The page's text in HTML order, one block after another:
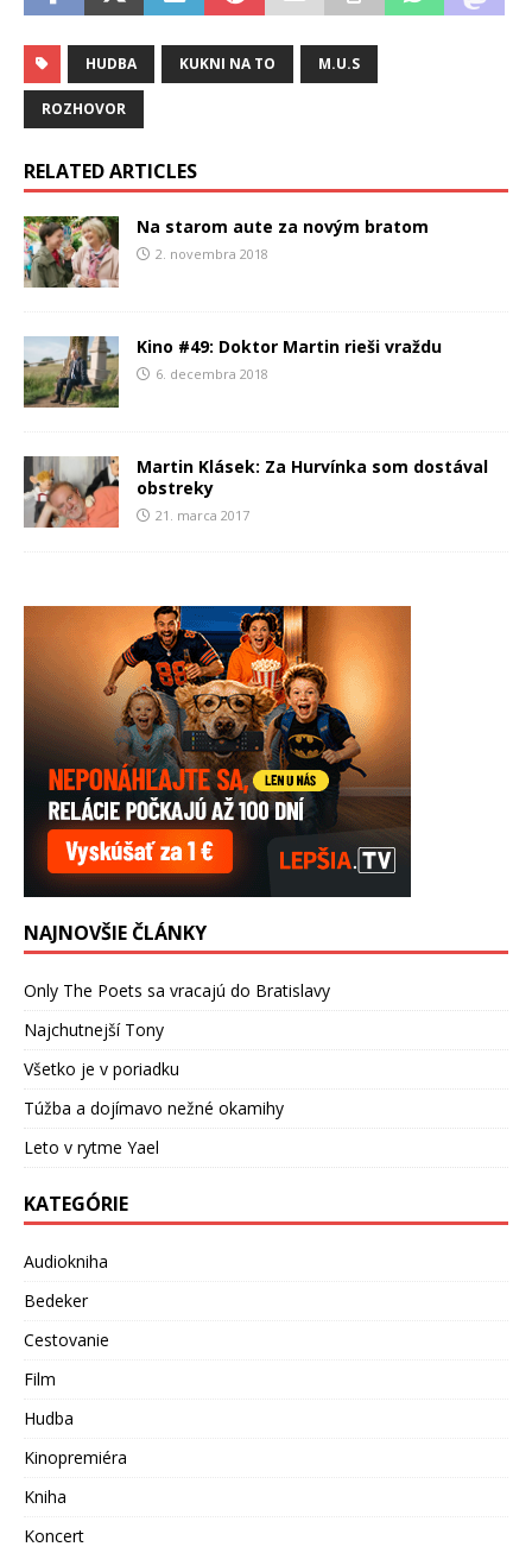
HUDBA KUKNI NA TO M.U.S
ROZHOVOR
RELATED ARTICLES
Na starom aute za novým bratom
2. novembra 2018
Kino #49: Doktor Martin rieši vraždu
6. decembra 2018
Martin Klásek: Za Hurvínka som dostával
obstreky
21. marca 2017
NAJNOVŠIE ČLÁNKY
Only The Poets sa vracajú do Bratislavy
Najchutnejší Tony
Všetko je v poriadku
Túžba a dojímavo nežné okamihy
Leto v rytme Yael
KATEGÓRIE
Audiokniha
Bedeker
Cestovanie
Film
Hudba
Kinopremiéra
Kniha
Koncert